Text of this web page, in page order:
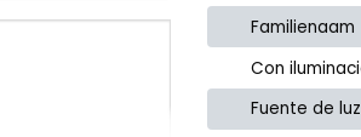
Familienaam
Con
Fuente de